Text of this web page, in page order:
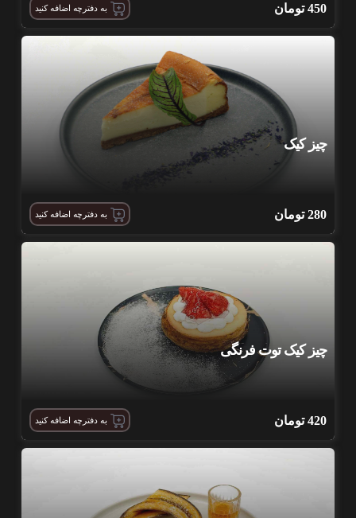
450 تومان به دفترچه اضافه کنید
چیز کیک
280 تومان به دفترچه اضافه کنید
چیز کیک توت فرنگی
420 تومان به دفترچه اضافه کنید